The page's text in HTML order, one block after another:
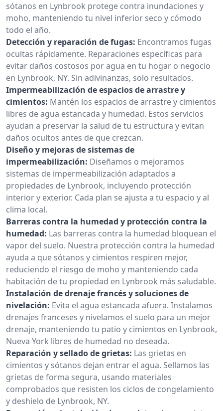
sótanos en Lynbrook protege contra inundaciones y
moho, manteniendo tu nivel inferior seco y cómodo
todo el año.
Detección y reparación de fugas: Encontramos fugas
ocultas rápidamente. Reparaciones específicas para
evitar daños costosos por agua en tu hogar o negocio
en Lynbrook, NY. Sin adivinanzas, solo resultados.
Impermeabilización de espacios de arrastre y
cimientos: Mantén los espacios de arrastre y cimientos
libres de agua estancada y humedad. Estos servicios
ayudan a preservar la salud de tu estructura y evitan
daños ocultos antes de que crezcan.
Diseño y mejoras de sistemas de
impermeabilización: Diseñamos o mejoramos
sistemas de impermeabilización adaptados a
propiedades de Lynbrook, incluyendo protección
interior y exterior. Cada plan se ajusta a tu espacio y al
clima local.
Barreras contra la humedad y protección contra la
humedad: Las barreras contra la humedad bloquean el
vapor del suelo. Nuestra protección contra la humedad
ayuda a que sótanos y cimientos respiren mejor,
reduciendo el riesgo de moho y manteniendo cada
habitación de tu propiedad en Lynbrook más saludable.
Instalación de drenaje francés y soluciones de
nivelación: Evita el agua estancada afuera. Instalamos
drenajes franceses y nivelamos el suelo para un mejor
drenaje, manteniendo tu patio y cimientos en Lynbrook,
Nueva York libres de humedad no deseada.
Reparación y sellado de grietas: Las grietas en
cimientos y sótanos dejan entrar el agua. Sellamos las
grietas de forma segura, usando materiales
comprobados que resisten los ciclos de congelamiento
y deshielo de Lynbrook, NY.